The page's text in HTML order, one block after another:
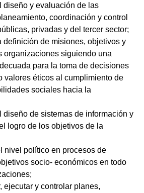
diseño y evaluación de las
coordinación y control
privadas y del tercer sector;
definición de misiones, objetivos y
organizaciones siguiendo una
para la toma de decisiones
valores éticos al cumplimiento de
sociales hacia la
diseño de sistemas de información y
logro de los objetivos de la
nivel político en procesos de
socio- económicos en todo
ejecutar y controlar planes,